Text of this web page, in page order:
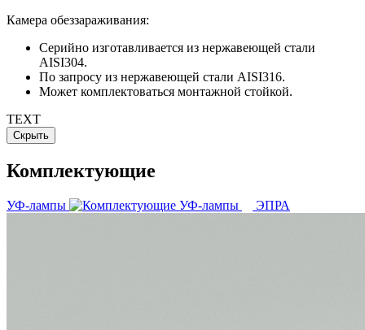
Камера обеззараживания:
Серийно изготавливается из нержавеющей стали
AISI304.
По запросу из нержавеющей стали AISI316.
Может комплектоваться монтажной стойкой.
TEXT
Скрыть
Комплектующие
УФ-лампы ЭПРА